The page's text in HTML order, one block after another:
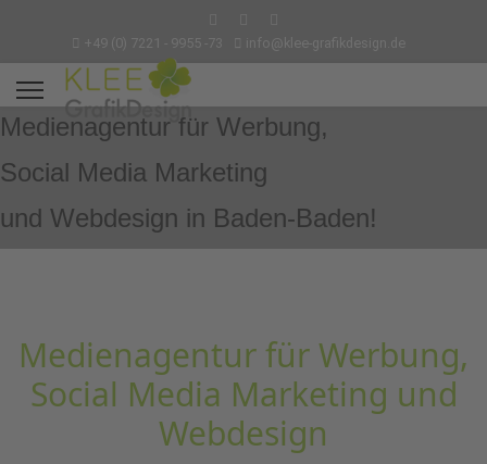
+49 (0) 7221 - 9955 -73 info@klee-grafikdesign.de
Medienagentur für Werbung,
Social Media Marketing
und Webdesign in Baden-Baden!
Medienagentur für Werbung,
Social Media Marketing und
Webdesign